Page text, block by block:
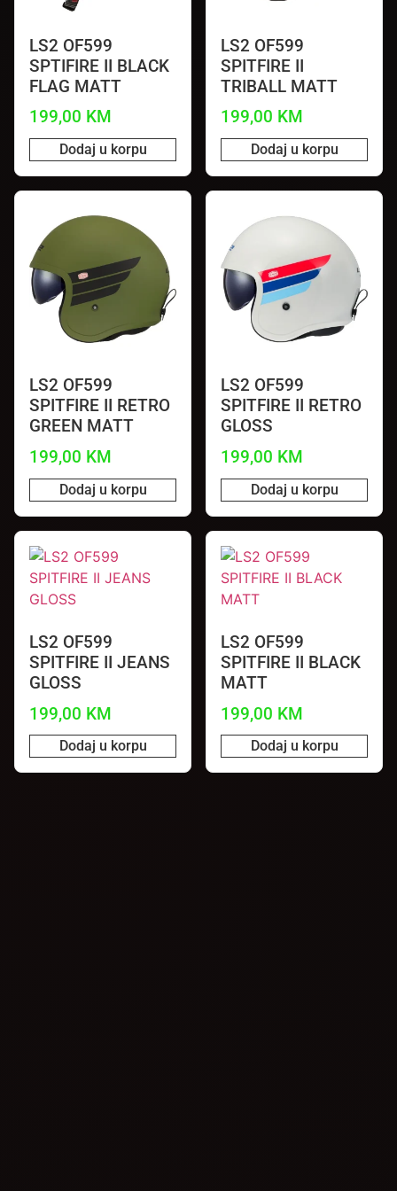
LS2 OF599
SPTIFIRE II BLACK
FLAG MATT
199,00 KM
Dodaj u korpu
LS2 OF599
SPITFIRE II
TRIBALL MATT
199,00 KM
Dodaj u korpu
LS2 OF599
SPITFIRE II RETRO
GREEN MATT
199,00 KM
Dodaj u korpu
LS2 OF599
SPITFIRE II RETRO
GLOSS
199,00 KM
Dodaj u korpu
LS2 OF599
SPITFIRE II JEANS
GLOSS
199,00 KM
Dodaj u korpu
LS2 OF599
SPITFIRE II BLACK
MATT
199,00 KM
Dodaj u korpu